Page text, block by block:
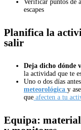
Verificar puntos de
escapes
Planifica la
salir
Deja dicho dónde
la actividad que te
Uno o dos días
meteorológica y
que afecten a tu
Equipa: